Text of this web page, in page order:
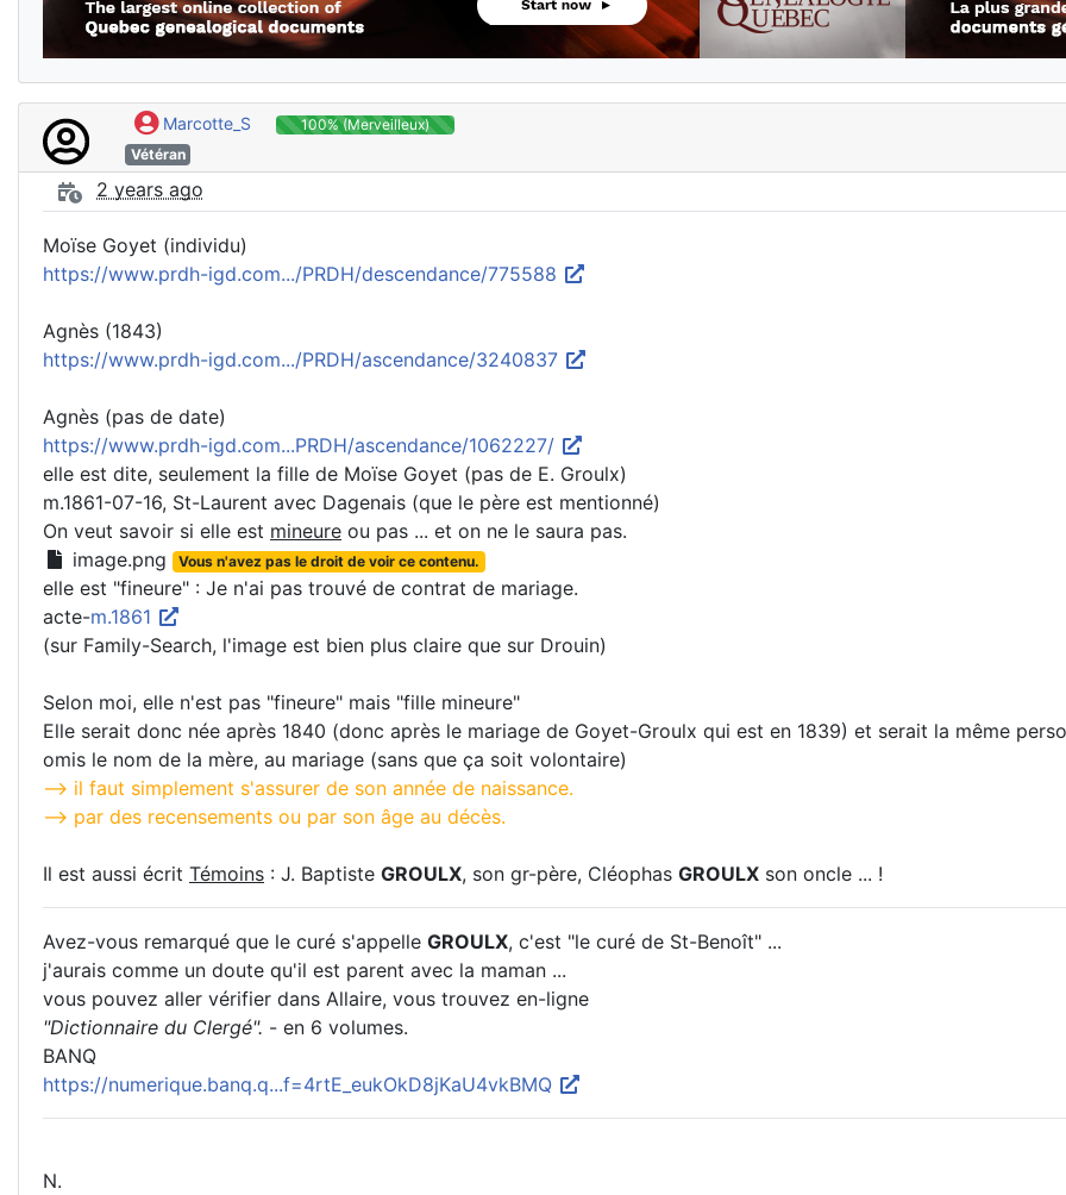
Marcotte_S
100% (Merveilleux)
Vétéran
2 years ago
Moïse Goyet (individu)
https://www.prdh-igd.com.../PRDH/descendance/775588
Agnès (1843)
https://www.prdh-igd.com.../PRDH/ascendance/3240837
Agnès (pas de date)
https://www.prdh-igd.com...PRDH/ascendance/1062227/
elle est dite, seulement la fille de Moïse Goyet (pas de E. Groulx)
m.1861-07-16, St-Laurent avec Dagenais (que le père est mentionné)
On veut savoir si elle est mineure ou pas ... et on ne le saura pas.
image.png
Vous n'avez pas le droit de voir ce contenu.
elle est "fineure" : Je n'ai pas trouvé de contrat de mariage.
acte-m.1861
(sur Family-Search, l'image est bien plus claire que sur Drouin)
Selon moi, elle n'est pas "fineure" mais "fille mineure"
Elle serait donc née après 1840 (donc après le mariage de Goyet-Groulx qui est en 1839) et serait la même
omis le nom de la mère, au mariage (sans que ça soit volontaire)
--> il faut simplement s'assurer de son année de naissance.
--> par des recensements ou par son âge au décès.
Il est aussi écrit Témoins : J. Baptiste GROULX, son gr-père, Cléophas GROULX son oncle ... !
Avez-vous remarqué que le curé s'appelle GROULX, c'est "le curé de St-Benoît" ...
j'aurais comme un doute qu'il est parent avec la maman ...
vous pouvez aller vérifier dans Allaire, vous trouvez en-ligne
"Dictionnaire du Clergé". - en 6 volumes.
BANQ
https://numerique.banq.q...f=4rtE_eukOkD8jKaU4vkBMQ
N.